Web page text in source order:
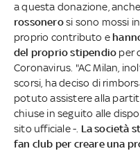
a questa donazione, anche
rossonerosi sono mossi
proprio contributo e
del proprio stipendio per
Coronavirus. "AC Milan,
scorsi, ha deciso di
potuto assistere alla
chiuse in seguito alle
sito ufficiale -. La società
fan club per creare una